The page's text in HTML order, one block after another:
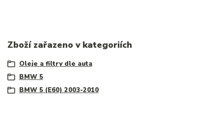
Zboží zařazeno v kategoriích
Oleje a filtry dle auta
BMW 5
BMW 5 (E60) 2003-2010